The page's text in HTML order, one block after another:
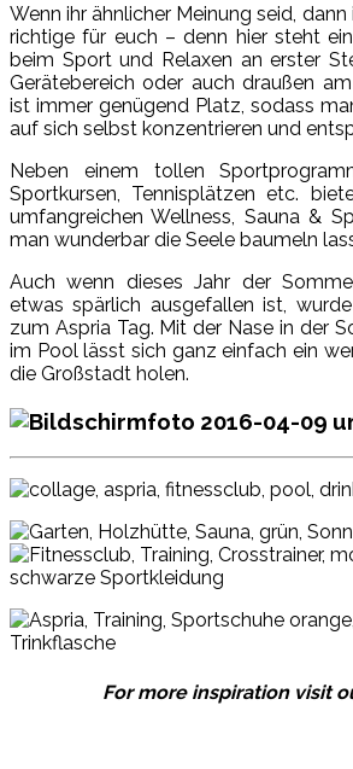
Wenn ihr ähnlicher Meinung seid,
richtige für euch – denn hier steht
beim Sport und Relaxen an erster
Gerätebereich oder auch draußen
ist immer genügend Platz, sodass
auf sich selbst konzentrieren und
Neben einem tollen
Sportkursen, Tennisplätzen etc.
umfangreichen Wellness, Sauna &
man wunderbar die Seele baumeln
Auch wenn dieses Jahr der
etwas spärlich ausgefallen ist,
zum Aspria Tag. Mit der Nase in der
im Pool lässt sich ganz einfach ein
die Großstadt holen.
For more inspiration visit